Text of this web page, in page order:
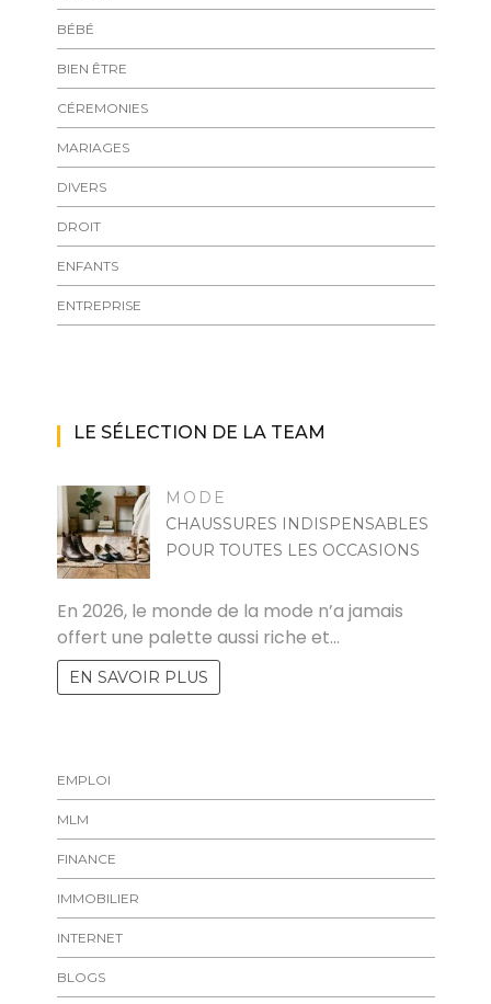
BÉBÉ
BIEN ÊTRE
CÉREMONIES
MARIAGES
DIVERS
DROIT
ENFANTS
ENTREPRISE
LE SÉLECTION DE LA TEAM
MODE
CHAUSSURES INDISPENSABLES
POUR TOUTES LES OCCASIONS
En 2026, le monde de la mode n’a jamais
offert une palette aussi riche et…
EN SAVOIR PLUS
EMPLOI
MLM
FINANCE
IMMOBILIER
INTERNET
BLOGS